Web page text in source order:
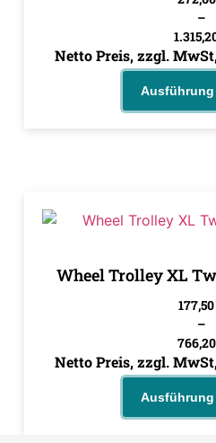
–
Netto Preis, zzgl.
Ausführung
Wheel Trolley XL
177,50
–
766,20
Netto Preis, zzgl.
Ausführung